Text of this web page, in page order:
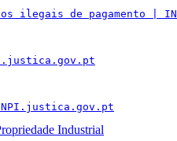
ilegais de pagamento |
Industrial